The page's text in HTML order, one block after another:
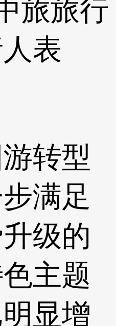
旅旅行
表
转型
满足
级的
主题
显增